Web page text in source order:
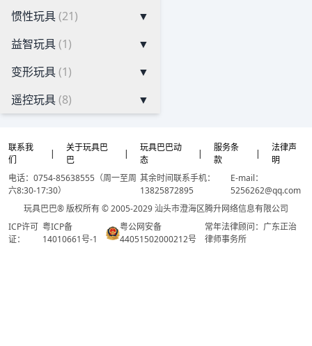
惯性玩具(21)
▼
益智玩具(1)
▼
变形玩具(1)
▼
遥控玩具(8) ▼
联系我
们
|
关于玩具巴
巴
|
玩具巴巴动
态
|
服务条
款
|
法律声
明
电话：0754-85638555（周一至周
六8:30-17:30）
其余时间联系手机：
13825872895
E-mail：
5256262@qq.com
玩具巴巴® 版权所有 © 2005-2029 汕头市澄海区腾升网络信息有限公司
ICP许可
证：
粤ICP备
14010661号-1
粤公网安备
44051502000212号
常年法律顾问：广东正治
律师事务所